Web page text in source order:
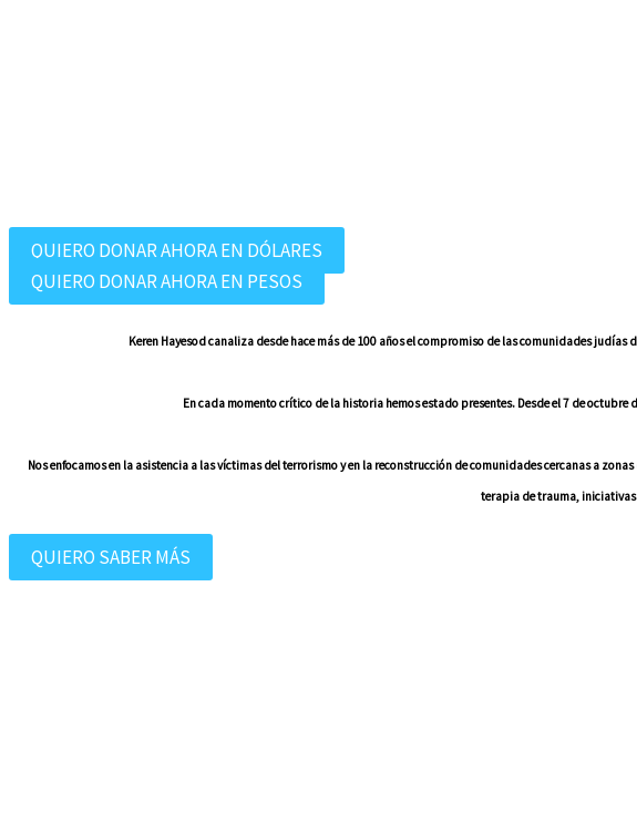
QUIERO DONAR AHORA EN DÓLARES
QUIERO DONAR AHORA EN PESOS
Keren Hayesod canaliza desde hace más de 100 años el compromiso de las comunidades
En cada momento crítico de la historia hemos estado presentes. Desde el 7 de
Nos enfocamos en la asistencia a las víctimas del terrorismo y en la reconstrucción de comunidades cercanas a
terapia de trauma,
QUIERO SABER MÁS